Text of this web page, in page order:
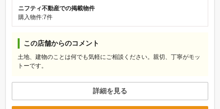
ニフティ不動産での掲載物件
購入物件:7件
この店舗からのコメント
土地、建物のことは何でも気軽にご相談ください。親切、丁寧がモッ
トーです。
詳細を見る